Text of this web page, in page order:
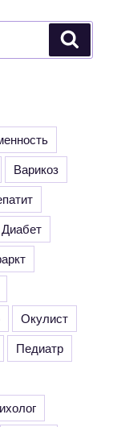
Варикоз
Диабет
Окулист
Педиатр